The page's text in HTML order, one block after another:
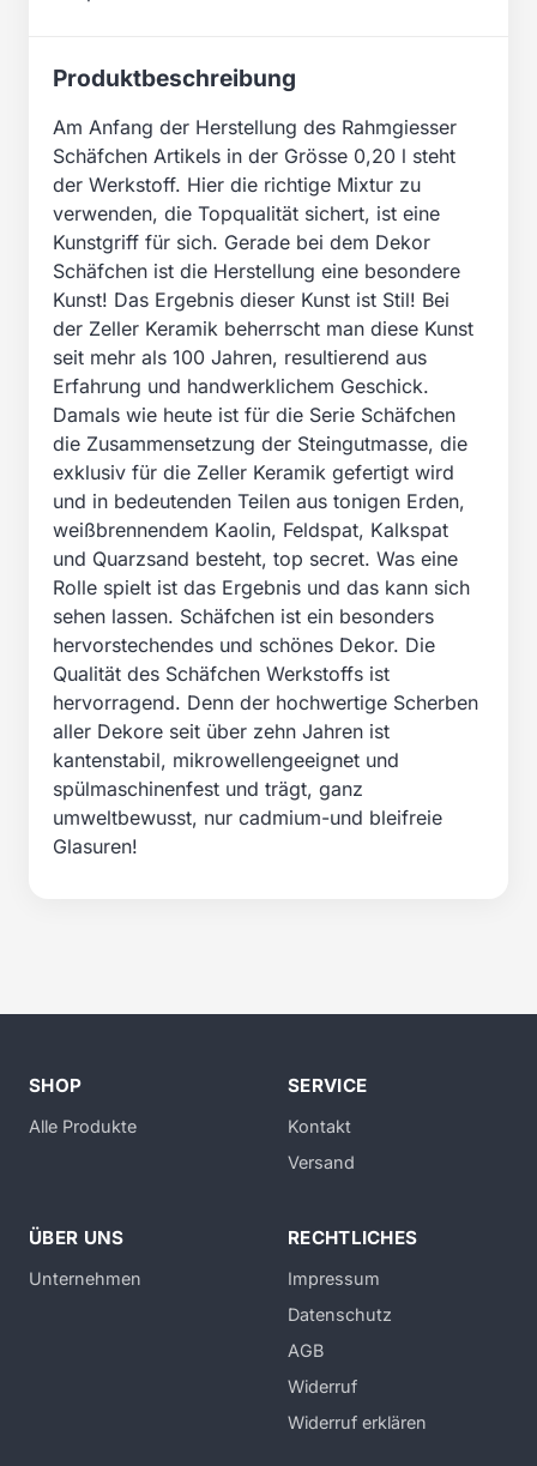
Produktbeschreibung
Am Anfang der Herstellung des Rahmgiesser
Schäfchen Artikels in der Grösse 0,20 l steht
der Werkstoff. Hier die richtige Mixtur zu
verwenden, die Topqualität sichert, ist eine
Kunstgriff für sich. Gerade bei dem Dekor
Schäfchen ist die Herstellung eine besondere
Kunst! Das Ergebnis dieser Kunst ist Stil! Bei
der Zeller Keramik beherrscht man diese Kunst
seit mehr als 100 Jahren, resultierend aus
Erfahrung und handwerklichem Geschick.
Damals wie heute ist für die Serie Schäfchen
die Zusammensetzung der Steingutmasse, die
exklusiv für die Zeller Keramik gefertigt wird
und in bedeutenden Teilen aus tonigen Erden,
weißbrennendem Kaolin, Feldspat, Kalkspat
und Quarzsand besteht, top secret. Was eine
Rolle spielt ist das Ergebnis und das kann sich
sehen lassen. Schäfchen ist ein besonders
hervorstechendes und schönes Dekor. Die
Qualität des Schäfchen Werkstoffs ist
hervorragend. Denn der hochwertige Scherben
aller Dekore seit über zehn Jahren ist
kantenstabil, mikrowellengeeignet und
spülmaschinenfest und trägt, ganz
umweltbewusst, nur cadmium-und bleifreie
Glasuren!
SHOP
Alle Produkte
SERVICE
Kontakt
Versand
ÜBER UNS
Unternehmen
RECHTLICHES
Impressum
Datenschutz
AGB
Widerruf
Widerruf erklären